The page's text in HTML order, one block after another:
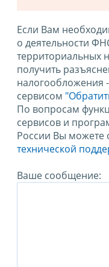
Если Вам
о деятельности
территориальных
получить
налогообложения
сервисом
По вопросам
сервисов и
России Вы можете
технической
Ваше сообщение: